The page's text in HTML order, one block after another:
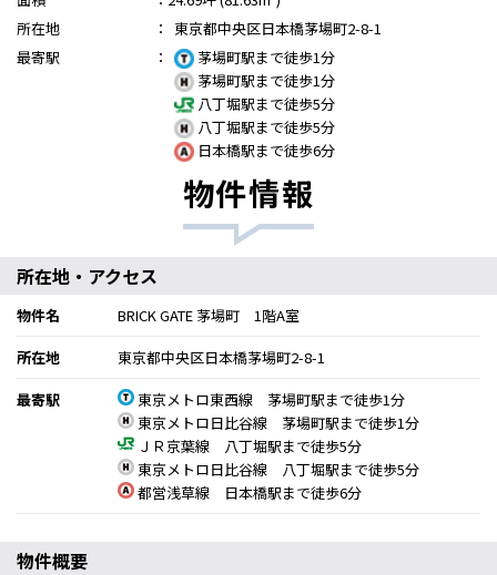
所在地
：
東京都中央区日本橋茅場町2-8-1
最寄駅
：
茅場町駅まで徒歩1分
茅場町駅まで徒歩1分
八丁堀駅まで徒歩5分
八丁堀駅まで徒歩5分
日本橋駅まで徒歩6分
物件情報
所在地・アクセス
物件名
BRICK GATE 茅場町 1階A室
所在地
東京都中央区日本橋茅場町2-8-1
最寄駅
東京メトロ東西線 茅場町駅まで徒歩1分
東京メトロ日比谷線 茅場町駅まで徒歩1分
ＪＲ京葉線 八丁堀駅まで徒歩5分
東京メトロ日比谷線 八丁堀駅まで徒歩5分
都営浅草線 日本橋駅まで徒歩6分
物件概要